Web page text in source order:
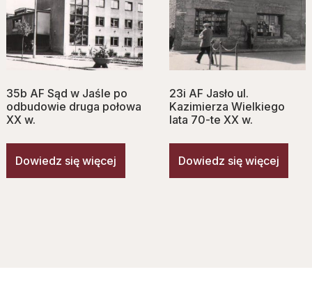
35b AF Sąd w Jaśle po
odbudowie druga połowa
XX w.
Dowiedz się więcej
23i AF Jasło ul.
Kazimierza Wielkiego
lata 70-te XX w.
Dowiedz się więcej